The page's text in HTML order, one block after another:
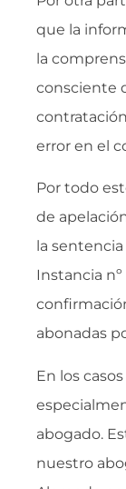
que la
la
consciente
error en el
Por todo
de
la
Instancia
abonadas
En los
abogado.
nuestro